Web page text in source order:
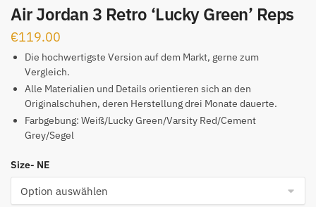
Air Jordan 3 Retro ‘Lucky Green’ Reps
€119.00
Die hochwertigste Version auf dem Markt, gerne zum
Vergleich.
Alle Materialien und Details orientieren sich an den
Originalschuhen, deren Herstellung drei Monate dauerte.
Farbgebung: Weiß/Lucky Green/Varsity Red/Cement
Grey/Segel
Size- NE